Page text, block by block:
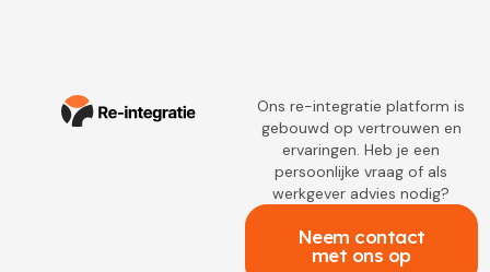
Ons re-integratie platform is
gebouwd op vertrouwen en
ervaringen. Heb je een
persoonlijke vraag of als
werkgever advies nodig?
Neem contact
met ons op